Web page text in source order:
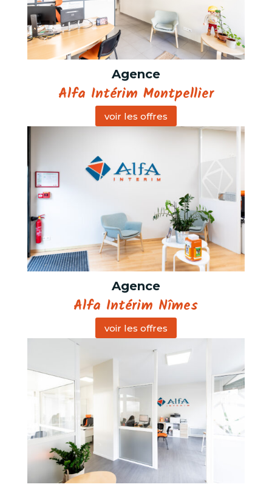
Agence
Alfa Intérim Montpellier
voir les offres
Agence
Alfa Intérim Nîmes
voir les offres